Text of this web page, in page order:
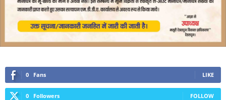
0 Fans LIKE
0 Followers FOLLOW